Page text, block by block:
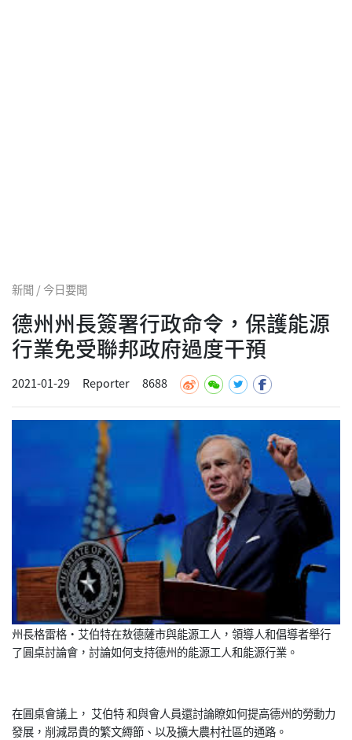
新聞 / 今日要聞
德州州長簽署行政命令，保護能源
行業免受聯邦政府過度干預
2021-01-29 Reporter 8688
州長格雷格·艾伯特在敖德薩市與能源工人，領導人和倡導者舉行
了圓桌討論會，討論如何支持德州的能源工人和能源行業。
在圓桌會議上， 艾伯特 和與會人員還討論瞭如何提高德州的勞動力
發展，削減昂貴的繁文縟節、以及擴大農村社區的通路。